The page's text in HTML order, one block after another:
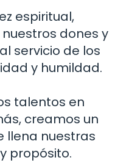
espiritual,
dones y
servicio de los
y humildad.
talentos en
creamos un
llena nuestras
propósito.